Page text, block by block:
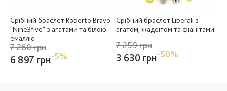
Срібний браслет Roberto Bravo
"Nine3five" з агатами та білою
емаллю
7 260 грн
6 897 грн-5%
Срібний браслет Liberali з
агатом, жадеїтом та фіанітами
7 259 грн
3 630 грн-50%